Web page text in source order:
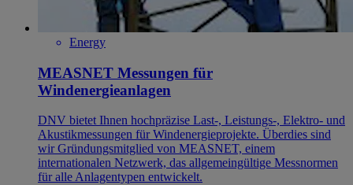
Energy
MEASNET Messungen für
Windenergieanlagen
DNV bietet Ihnen hochpräzise Last-, Leistungs-, Elektro- und
Akustikmessungen für Windenergieprojekte. Überdies sind
wir Gründungsmitglied von MEASNET, einem
internationalen Netzwerk, das allgemeingültige Messnormen
für alle Anlagentypen entwickelt.